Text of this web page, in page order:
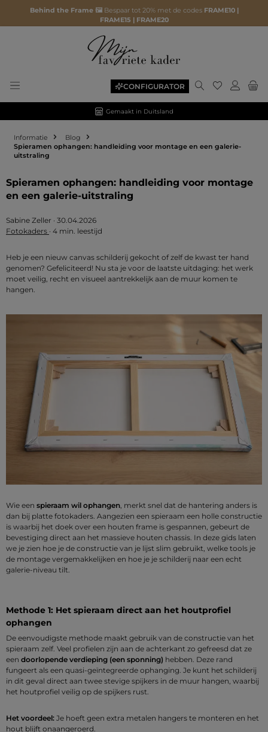
Behind the Frame 🖼️ Bespaar tot 20% met de codes FRAME10 |
FRAME15 | FRAME20
CONFIGURATOR Je hebt 0
Gemaakt in Duitsland
Informatie
Blog
Spieramen ophangen: handleiding voor montage en een galerie-
uitstraling
Spieramen ophangen: handleiding voor montage
en een galerie-uitstraling
Sabine Zeller · 30.04.2026
Fotokaders · 4 min. leestijd
Heb je een nieuw canvas schilderij gekocht of zelf de kwast ter hand
genomen? Gefeliciteerd! Nu sta je voor de laatste uitdaging: het werk
moet veilig, recht en visueel aantrekkelijk aan de muur komen te
hangen.
Wie een spieraam wil ophangen , merkt snel dat de hantering anders is
dan bij platte fotokaders. Aangezien een spieraam een holle constructie
is waarbij het doek over een houten frame is gespannen, gebeurt de
bevestiging direct aan het massieve houten chassis. In deze gids laten
we je zien hoe je de constructie van je lijst slim gebruikt, welke tools je
de montage vergemakkelijken en hoe je je schilderij naar een echt
galerie-niveau tilt.
Methode 1: Het spieraam direct aan het houtprofiel
ophangen
De eenvoudigste methode maakt gebruik van de constructie van het
spieraam zelf. Veel profielen zijn aan de achterkant zo gefreesd dat ze
een doorlopende verdieping (een sponning) hebben. Deze rand
fungeert als een quasi-geïntegreerde ophanging. Je kunt het schilderij
in dit geval direct aan twee stevige spijkers in de muur hangen, waarbij
het houtprofiel veilig op de spijkers rust.
Het voordeel: Je hoeft geen extra metalen hangers te monteren en het
hout blijft onaangeroerd.